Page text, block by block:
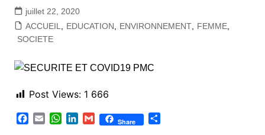
juillet 22, 2020
ACCUEIL
EDUCATION ENVIRONNEMENT, FEMME,
SOCIETE
Post Views: 1 666
W
G
Share